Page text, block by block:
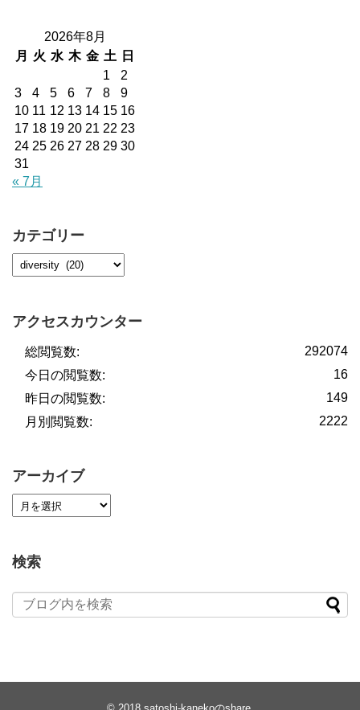
2026年8月
月
火 水 木 金 土
日
1
2
3
4 5 6 7 8
9
10 11 12 13 14 15 16
17 18 19 20 21 22 23
24 25 26 27 28 29 30
31
« 7月
カテゴリー
アクセスカウンター
292074
総閲覧数:
16
今日の閲覧数:
149
昨日の閲覧数:
2222
月別閲覧数:
アーカイブ
検索